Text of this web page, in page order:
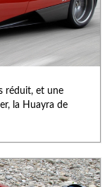
réduit, et une
la Huayra de